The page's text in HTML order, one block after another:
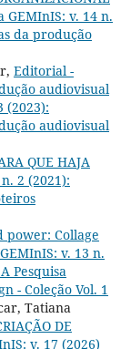
GEMInIS: v. 14 n.
da produção
Editorial -
audiovisual
(2023):
audiovisual
QUE HAJA
2 (2021):
power: Collage
v. 13 n.
Pesquisa
- Coleção Vol. 1
Tatiana
DE
v. 17 (2026)